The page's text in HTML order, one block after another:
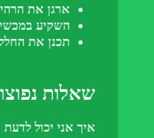
ארגן את
השקיע
תכנן את
שאלות
איך אני יכול